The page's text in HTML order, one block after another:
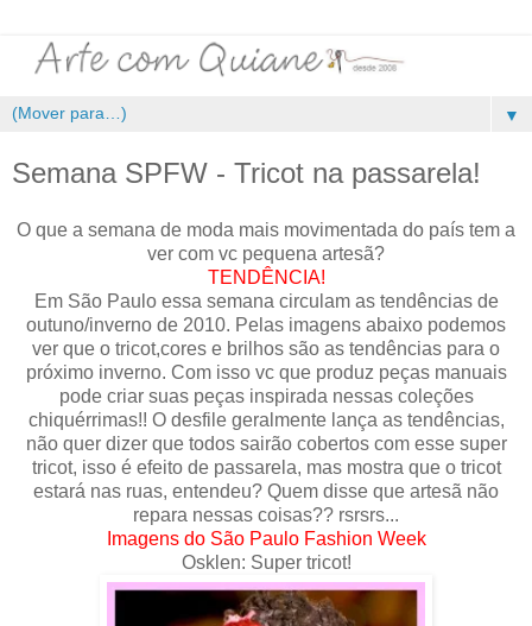
▼
Semana SPFW - Tricot na passarela!
O que a semana de moda mais movimentada do país tem a
ver com vc pequena artesã?
TENDÊNCIA!
Em São Paulo essa semana circulam as tendências de
outuno/inverno de 2010. Pelas imagens abaixo podemos
ver que o tricot,cores e brilhos são as tendências para o
próximo inverno. Com isso vc que produz peças manuais
pode criar suas peças inspirada nessas coleções
chiquérrimas!! O desfile geralmente lança as tendências,
não quer dizer que todos sairão cobertos com esse super
tricot, isso é efeito de passarela, mas mostra que o tricot
estará nas ruas, entendeu? Quem disse que artesã não
repara nessas coisas?? rsrsrs...
Imagens do São Paulo Fashion Week
Osklen: Super tricot!